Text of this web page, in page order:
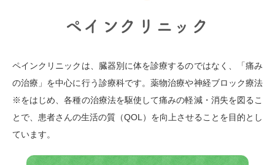
ペインクリニック
ペインクリニックは、臓器別に体を診療するのではなく、「痛み
の治療」を中心に行う診療科です。薬物治療や神経ブロック療法
※をはじめ、各種の治療法を駆使して痛みの軽減・消失を図るこ
とで、患者さんの生活の質（QOL）を向上させることを目的とし
ています。